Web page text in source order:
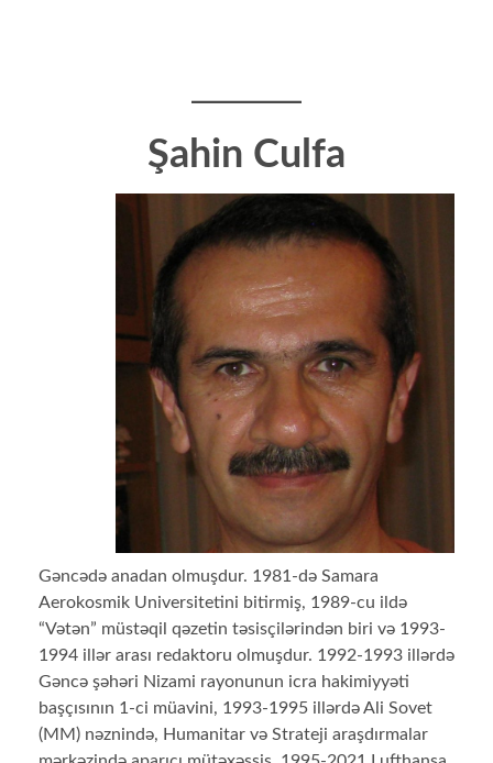
Şahin Culfa
Gəncədə anadan olmuşdur. 1981-də Samara
Aerokosmik Universitetini bitirmiş, 1989-cu ildə
“Vətən” müstəqil qəzetin təsisçilərindən biri və 1993-
1994 illər arası redaktoru olmuşdur. 1992-1993 illərdə
Gəncə şəhəri Nizami rayonunun icra hakimiyyəti
başçısının 1-ci müavini, 1993-1995 illərdə Ali Sovet
(MM) nəznində, Humanitar və Strateji araşdırmalar